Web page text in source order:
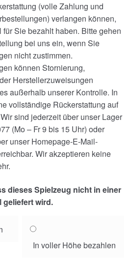
(volle Zahlung und
verlangen können,
Sie bezahlt haben. Bitte gehen
bei uns ein, wenn Sie
nicht zustimmen.
können Stornierung,
Herstellerzuweisungen
außerhalb unserer Kontrolle. In
vollständige Rückerstattung auf
sind jederzeit über unser Lager
(Mo – Fr 9 bis 15 Uhr) oder
unser Homepage-E-Mail-
Wir akzeptieren keine
dieses Spielzeug nicht in einer
geliefert wird.
In voller Höhe bezahlen